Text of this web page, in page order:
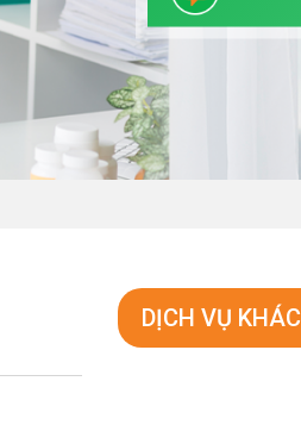
DỊCH VỤ KHÁC